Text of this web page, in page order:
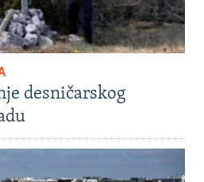
desničarskog